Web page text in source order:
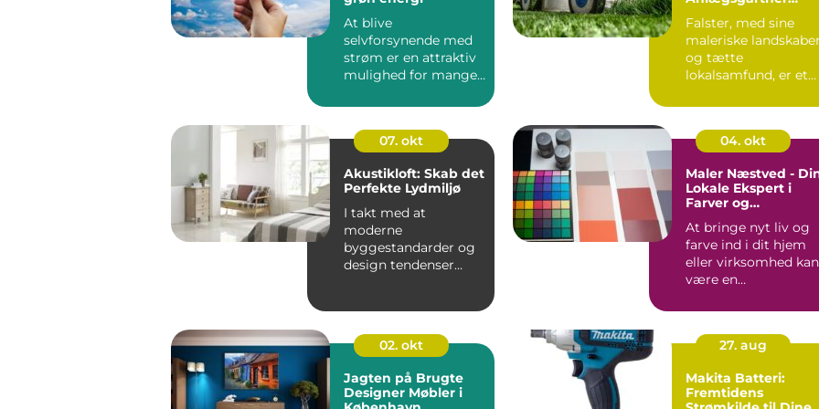
At blive
selvforsynende med
strøm er en attraktiv
mulighed for mange,
Falster, med sine
maleriske
og tætte
lokalsamfund, er et
ik...
07. okt
Akustikloft: Skab det
Perfekte Lydmiljø
I takt med at
moderne
byggestandarder og
design tendenser
04. okt
Maler Næstved -
Lokale Ekspert i
Farver og
At bringe nyt liv og
farve ind i dit hjem
eller virksomhed kan
være en
handli...
02. okt
Jagten på Brugte
Designer Møbler i
27. aug
Makita Batteri:
Fremtidens